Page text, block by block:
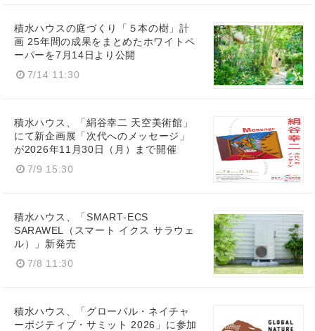
積水ハウスの庭づくり「５本の樹」計
画 25年間の成果をまとめたホワイトペ
ーパーを7月14日より公開
7/14 11:30
積水ハウス、「絹谷幸二 天空美術館」
にて新企画展「次代へのメッセージ」
が2026年11月30日（月）まで開催
7/9 15:30
積水ハウス、「SMART‑ECS
SARAWEL（スマート イクス サラウェ
ル）」新発売
7/8 11:30
積水ハウス、「グローバル・ネイチャ
ーポジティブ・サミット 2026」に参加